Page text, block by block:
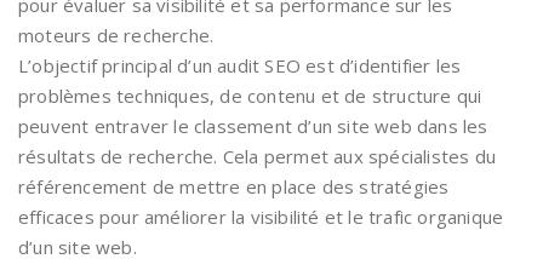
moteurs de recherche.
L’objectif principal d’un audit SEO est d’identifier les
problèmes techniques, de contenu et de structure qui
peuvent entraver le classement d’un site web dans les
résultats de recherche. Cela permet aux spécialistes du
référencement de mettre en place des stratégies
efficaces pour améliorer la visibilité et le trafic organique
d’un site web.